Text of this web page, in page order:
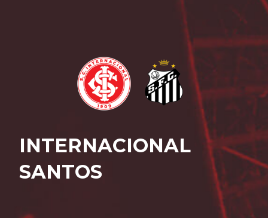
INTERNACIONAL
SANTOS